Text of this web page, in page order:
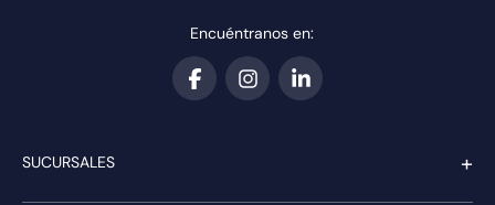
Encuéntranos en:
SUCURSALES +